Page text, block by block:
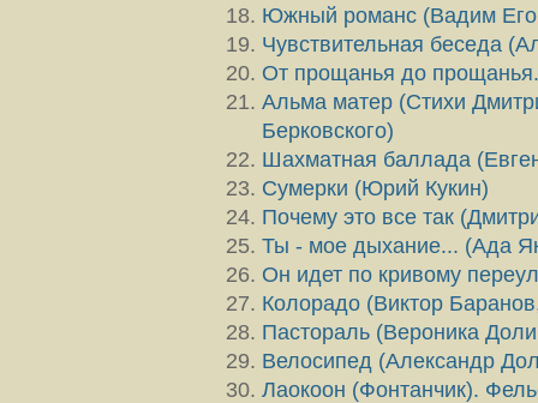
Южный романс (Вадим
Чувствительная беседа
От прощанья до
Альма матер (Стихи
Берковского)
Шахматная баллада
Сумерки (Юрий Кукин)
Почему это все так
Ты - мое дыхание... (Ада
Он идет по кривому
Колорадо (Виктор
Пастораль (Вероника
Велосипед (Александр
Лаокоон (Фонтанчик).